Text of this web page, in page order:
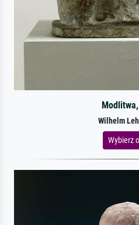
Wilhelm
Wybierz